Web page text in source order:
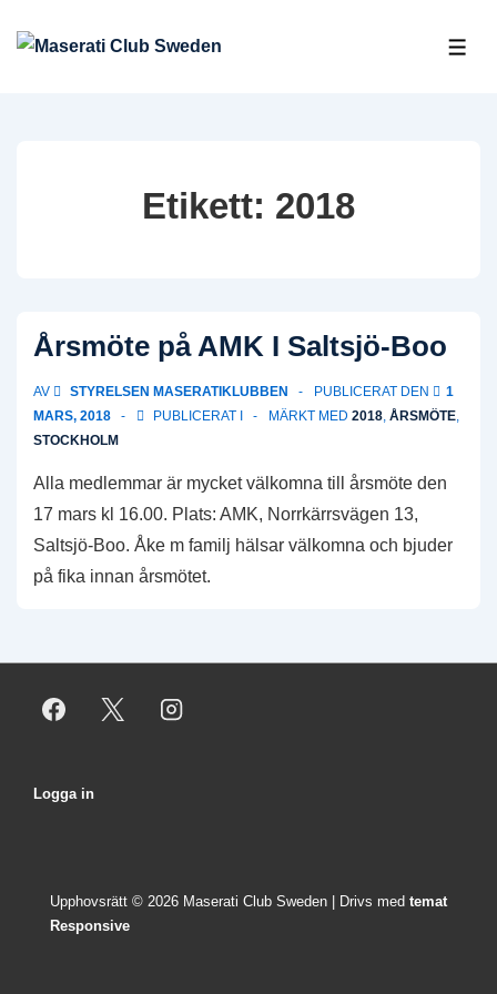
Hoppa
Etikett: 2018
Årsmöte på AMK I Saltsjö-Boo
AV STYRELSEN MASERATIKLUBBEN PUBLICERAT DEN
1
MARS, 2018
PUBLICERAT I MÄRKT MED 2018, ÅRSMÖTE,
STOCKHOLM
Alla medlemmar är mycket välkomna till årsmöte den
17 mars kl 16.00. Plats: AMK, Norrkärrsvägen 13,
Saltsjö-Boo. Åke m familj hälsar välkomna och bjuder
på fika innan årsmötet.
Sidfotsmeny
Logga in
Upphovsrätt © 2026 Maserati Club Sweden | Drivs med temat
Responsive